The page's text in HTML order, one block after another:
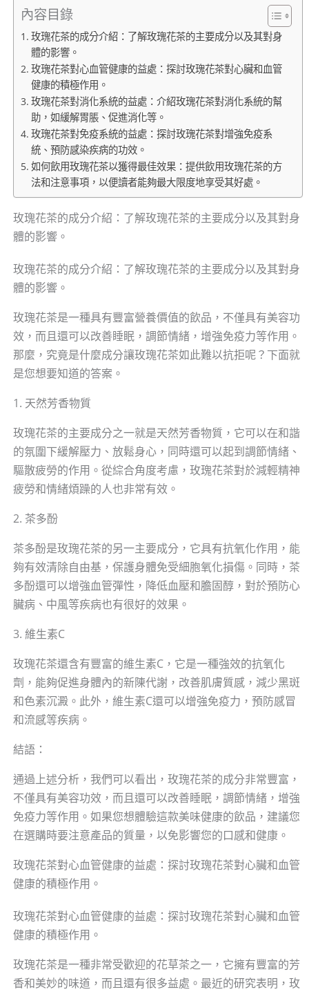
內容目錄
玫瑰花茶的成分介紹：了解玫瑰花茶的主要成分以及其對身
體的影響。
玫瑰花茶對心血管健康的益處：探討玫瑰花茶對心臟和血管
健康的積極作用。
玫瑰花茶對消化系統的益處：介紹玫瑰花茶對消化系統的幫
助，如緩解胃脹、促進消化等。
玫瑰花茶對免疫系統的益處：探討玫瑰花茶對增強免疫系
統、預防感染疾病的功效。
如何飲用玫瑰花茶以獲得最佳效果：提供飲用玫瑰花茶的方
法和注意事項，以便讀者能夠最大限度地享受其好處。
玫瑰花茶的成分介紹：了解玫瑰花茶的主要成分以及其對身
體的影響。
玫瑰花茶的成分介紹：了解玫瑰花茶的主要成分以及其對身
體的影響。
玫瑰花茶是一種具有豐富營養價值的飲品，不僅具有美容功
效，而且還可以改善睡眠，調節情緒，增強免疫力等作用。
那麼，究竟是什麼成分讓玫瑰花茶如此難以抗拒呢？下面就
是您想要知道的答案。
1. 天然芳香物質
玫瑰花茶的主要成分之一就是天然芳香物質，它可以在和諧
的氛圍下緩解壓力、放鬆身心，同時還可以起到調節情緒、
驅散疲勞的作用。從綜合角度考慮，玫瑰花茶對於減輕精神
疲勞和情緒煩躁的人也非常有效。
2. 茶多酚
茶多酚是玫瑰花茶的另一主要成分，它具有抗氧化作用，能
夠有效清除自由基，保護身體免受細胞氧化損傷。同時，茶
多酚還可以增強血管彈性，降低血壓和膽固醇，對於預防心
臟病、中風等疾病也有很好的效果。
3. 維生素C
玫瑰花茶還含有豐富的維生素C，它是一種強效的抗氧化
劑，能夠促進身體內的新陳代謝，改善肌膚質感，減少黑斑
和色素沉澱。此外，維生素C還可以增強免疫力，預防感冒
和流感等疾病。
結語：
通過上述分析，我們可以看出，玫瑰花茶的成分非常豐富，
不僅具有美容功效，而且還可以改善睡眠，調節情緒，增強
免疫力等作用。如果您想體驗這款美味健康的飲品，建議您
在選購時要注意產品的質量，以免影響您的口感和健康。
玫瑰花茶對心血管健康的益處：探討玫瑰花茶對心臟和血管
健康的積極作用。
玫瑰花茶對心血管健康的益處：探討玫瑰花茶對心臟和血管
健康的積極作用。
玫瑰花茶是一種非常受歡迎的花草茶之一，它擁有豐富的芳
香和美妙的味道，而且還有很多益處。最近的研究表明，玫